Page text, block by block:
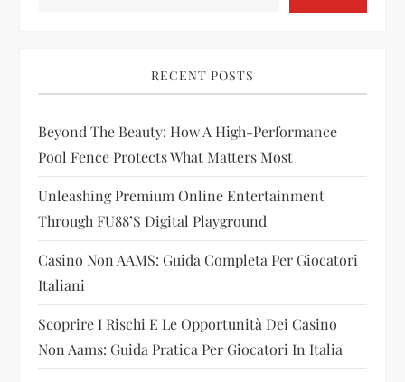
i
g
a
t
i
o
n
RECENT POSTS
Beyond The Beauty: How A High-Performance
Pool Fence Protects What Matters Most
Unleashing Premium Online Entertainment
Through FU88’s Digital Playground
Casino Non AAMS: Guida Completa Per Giocatori
Italiani
Scoprire I Rischi E Le Opportunità Dei Casino
Non Aams: Guida Pratica Per Giocatori In Italia